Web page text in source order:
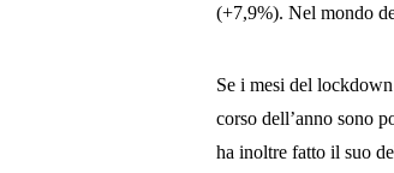
(+7,9%). Nel mondo
Se i mesi del
corso dell’anno sono
ha inoltre fatto il suo